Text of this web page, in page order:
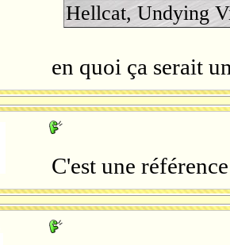
Hellcat, Undying
en quoi ça serait
C'est une